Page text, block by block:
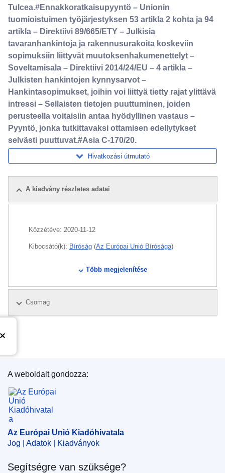
Tulcea.#Ennakkoratkaisupyyntö – Unionin
tuomioistuimen työjärjestyksen 53 artikla 2 kohta ja 94
artikla – Direktiivi 89/665/ETY – Julkisia
tavaranhankintoja ja rakennusurakoita koskeviin
sopimuksiin liittyvät muutoksenhakumenettelyt –
Soveltamisala – Direktiivi 2014/24/EU – 4 artikla –
Julkisten hankintojen kynnysarvot –
Hankintasopimukset, joihin voi liittyä tietty rajat ylittävä
intressi – Sellaisten tietojen puuttuminen, joiden
perusteella voitaisiin antaa hyödyllinen vastaus –
Pyyntö, jonka tutkittavaksi ottamisen edellytykset
selvästi puuttuvat.#Asia C-170/20.
Hivatkozási útmutató
A kiadvány részletes adatai
Csomag
Közzétéve: 2020-11-12
Kibocsátó(k): Bíróság (Az Európai Unió Bírósága)
Több megjelenítése
Az Európai Unió Kiadóhivatala
A weboldalt gondozza:
Az Európai Unió Kiadóhivatala
Jog | Adatok | Kiadványok
Segítségre van szüksége?